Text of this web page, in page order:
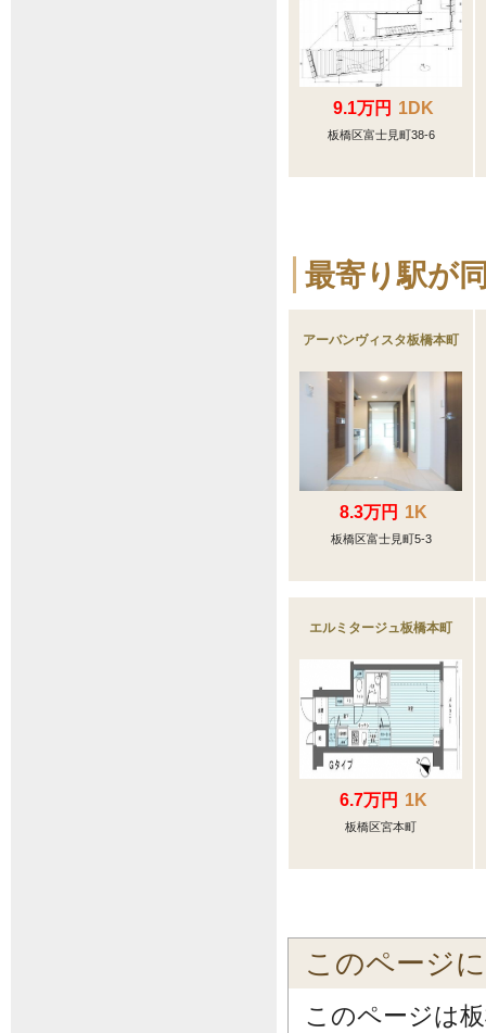
9.1万円 1DK
板橋区富士見町38-6
最寄り駅が
アーバンヴィスタ板橋本町
8.3万円 1K
板橋区富士見町5-3
エルミタージュ板橋本町
6.7万円 1K
板橋区宮本町
このページ
このページは